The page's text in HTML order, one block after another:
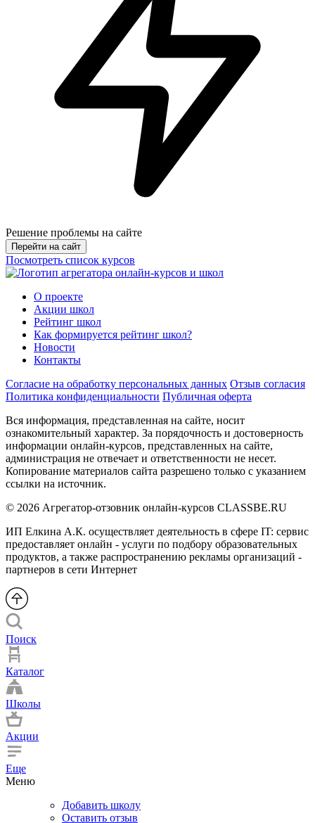
Решение проблемы на сайте
Перейти на сайт
Посмотреть список курсов
О проекте
Акции школ
Рейтинг школ
Как формируется рейтинг школ?
Новости
Контакты
Согласие на обработку персональных данных Отзыв согласия
Политика конфиденциальности Публичная оферта
Вся информация, представленная на сайте, носит
ознакомительный характер. За порядочность и достоверность
информации онлайн-курсов, представленных на сайте,
администрация не отвечает и ответственности не несет.
Копирование материалов сайта разрешено только с указанием
ссылки на источник.
© 2026 Агрегатор-отзовник онлайн-курсов CLASSBE.RU
ИП Елкина А.К. осуществляет деятельность в сфере IT: сервис
предоставляет онлайн - услуги по подбору образовательных
продуктов, а также распространению рекламы организаций -
партнеров в сети Интернет
Поиск
Каталог
Школы
Акции
Еще
Меню
Добавить школу
Оставить отзыв